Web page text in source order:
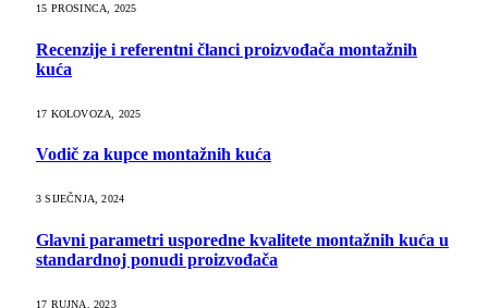
15 PROSINCA, 2025
Recenzije i referentni članci proizvođača montažnih
kuća
17 KOLOVOZA, 2025
Vodič za kupce montažnih kuća
3 SIJEČNJA, 2024
Glavni parametri usporedne kvalitete montažnih kuća u
standardnoj ponudi proizvođača
17 RUJNA, 2023